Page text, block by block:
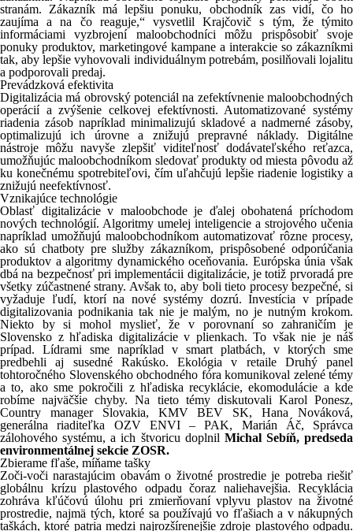
stranám. Zákazník má lepšiu ponuku, obchodník zas vidí, čo ho
zaujíma a na čo reaguje,“ vysvetlil Krajčovič s tým, že týmito
informáciami vyzbrojení maloobchodníci môžu prispôsobiť svoje
ponuky produktov, marketingové kampane a interakcie so zákazníkmi
tak, aby lepšie vyhovovali individuálnym potrebám, posilňovali lojalitu
a podporovali predaj.
Prevádzková efektivita
Digitalizácia má obrovský potenciál na zefektívnenie maloobchodných
operácií a zvýšenie celkovej efektívnosti. Automatizované systémy
riadenia zásob napríklad minimalizujú skladové a nadmerné zásoby,
optimalizujú ich úrovne a znižujú prepravné náklady. Digitálne
nástroje môžu navyše zlepšiť viditeľnosť dodávateľského reťazca,
umožňujúc maloobchodníkom sledovať produkty od miesta pôvodu až
ku konečnému spotrebiteľovi, čím uľahčujú lepšie riadenie logistiky a
znižujú neefektívnosť.
Vznikajúce technológie
Oblasť digitalizácie v maloobchode je ďalej obohatená príchodom
nových technológií. Algoritmy umelej inteligencie a strojového učenia
napríklad umožňujú maloobchodníkom automatizovať rôzne procesy,
ako sú chatboty pre služby zákazníkom, prispôsobené odporúčania
produktov a algoritmy dynamického oceňovania. Európska únia však
dbá na bezpečnosť pri implementácii digitalizácie, je totiž prvoradá pre
všetky zúčastnené strany. Avšak to, aby boli tieto procesy bezpečné, si
vyžaduje ľudí, ktorí na nové systémy dozrú. Investícia v prípade
digitalizovania podnikania tak nie je malým, no je nutným krokom.
Niekto by si mohol myslieť, že v porovnaní so zahraničím je
Slovensko z hľadiska digitalizácie v plienkach. To však nie je náš
prípad. Lídrami sme napríklad v smart platbách, v ktorých sme
predbehli aj susedné Rakúsko. Ekológia v retaile Druhý panel
tohtoročného Slovenského obchodného fóra komunikoval zelené témy
a to, ako sme pokročili z hľadiska recyklácie, ekomodulácie a kde
robíme najväčšie chyby. Na tieto témy diskutovali Karol Ponesz,
Country manager Slovakia, KMV BEV SK, Hana Nováková,
generálna riaditeľka OZV ENVI – PAK, Marián Áč, Správca
zálohového systému, a ich štvoricu doplnil Michal Sebíň, predseda
environmentálnej sekcie ZOSR.
Zbierame fľaše, míňame tašky
Zoči-voči narastajúcim obavám o životné prostredie je potreba riešiť
globálnu krízu plastového odpadu čoraz naliehavejšia. Recyklácia
zohráva kľúčovú úlohu pri zmierňovaní vplyvu plastov na životné
prostredie, najmä tých, ktoré sa používajú vo fľašiach a v nákupných
taškách, ktoré patria medzi najrozšírenejšie zdroje plastového odpadu.